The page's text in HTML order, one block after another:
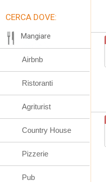
CERCA DOVE:
Mangiare
Airbnb
Ristoranti
Agriturist
Country House
Pizzerie
Pub